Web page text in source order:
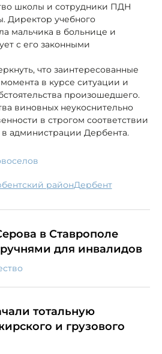
школы и сотрудники ПДН
Директор учебного
мальчика в больнице и
с его законными
что заинтересованные
в курсе ситуации и
произошедшего.
виновных неукоснительно
в строгом соответствии
в администрации Дербента.
район Дербент
в Ставрополе
для инвалидов
тотальную
и грузового